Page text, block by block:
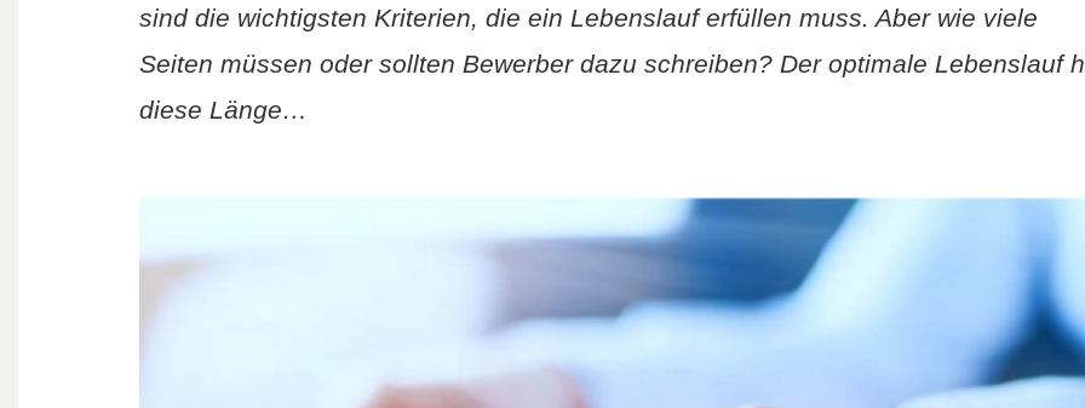
sind die wichtigsten Kriterien, die ein Lebenslauf erfüllen muss. Aber wie viele
Seiten müssen oder sollten Bewerber dazu schreiben? Der optimale Lebenslauf
diese Länge…